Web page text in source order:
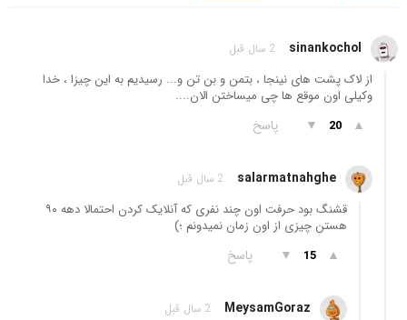
sinankochol 2 سال قبل
از لاک پشت های نینجا ، بتمن و بن تن و... رسیدیم به این چیزا ، خدا
وکیلی اون موقع ها چی میساختن الان....
▲
20
▼ پاسخ
salarmatnahghe 2 سال قبل
قشنگ بود حرفت اون چند نفری که آنلایک کردن احتمالا دهه ۹۰
هستن چیزی از اون زمان نمیدونم ؛)
▲
15
▼ پاسخ
MeysamGoraz 2 سال قبل